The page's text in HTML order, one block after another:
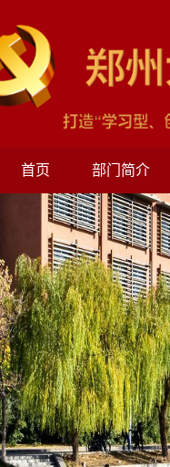
首页 部门简介